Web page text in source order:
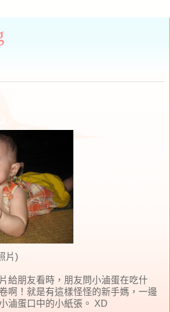
片)
給朋友看時，朋友問小滷蛋在吃什
啊！就是有這樣怪怪的新手媽，一邊
滷蛋口中的小紙張。 XD